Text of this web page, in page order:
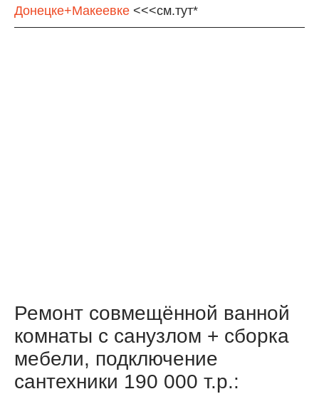
Донецке+Макеевке <<<см.тут*
Ремонт совмещённой ванной
комнаты с санузлом + сборка
мебели, подключение
сантехники 190 000 т.р.: